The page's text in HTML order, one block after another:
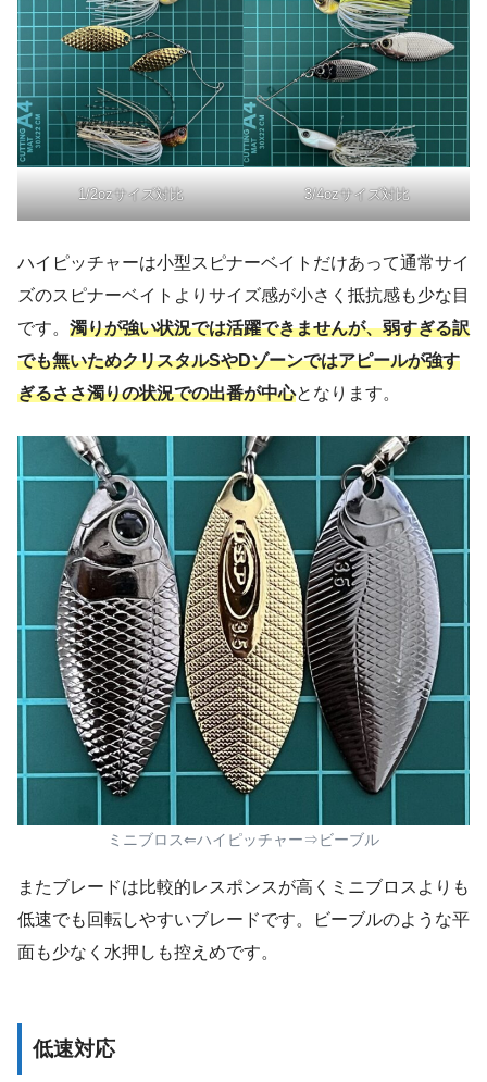
1/2ozサイズ対比 3/4ozサイズ対比
ハイピッチャーは小型スピナーベイトだけあって通常サイ
ズのスピナーベイトよりサイズ感が小さく抵抗感も少な目
です。 濁りが強い状況では活躍できませんが、弱すぎる訳
でも無いためクリスタルSやDゾーンではアピールが強す
ぎるささ濁りの状況での出番が中心となります。
ミニブロス⇐ハイピッチャー⇒ビーブル
またブレードは比較的レスポンスが高くミニブロスよりも
低速でも回転しやすいブレードです。ビーブルのような平
面も少なく水押しも控えめです。
低速対応